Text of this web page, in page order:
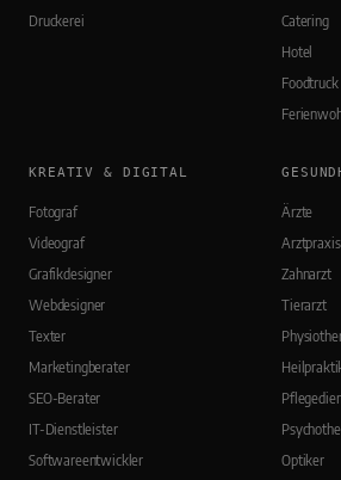
Druckerei
Catering
Hotel
Foodtruck
KREATIV & DIGITAL
Fotograf
Videograf
Grafikdesigner
Webdesigner
Texter
Marketingberater
SEO-Berater
IT-Dienstleister
Softwareentwickler
Ärzte
Arztpraxis
Zahnarzt
Tierarzt
Optiker